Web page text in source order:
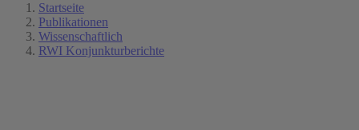
Startseite
Publikationen
Wissenschaftlich
RWI Konjunkturberichte